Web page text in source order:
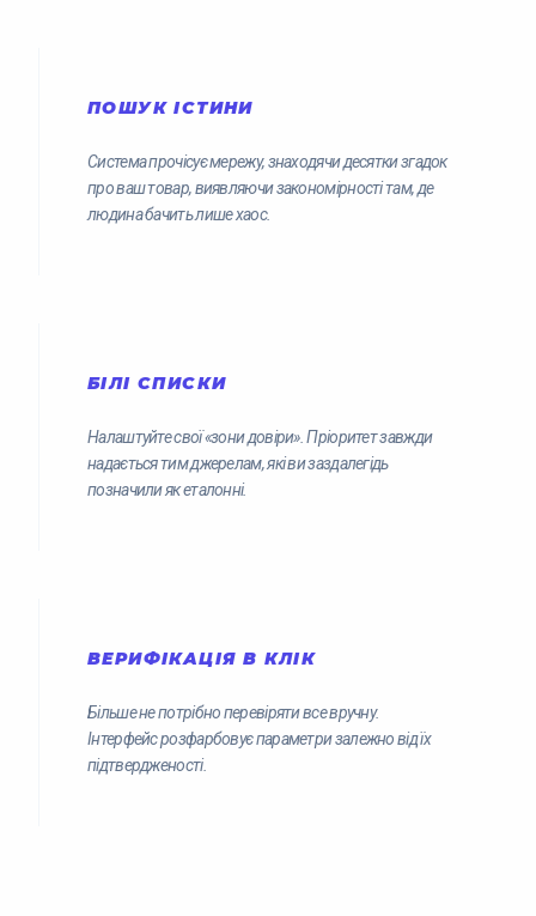
ПОШУК ІСТИНИ
Система прочісує мережу, знаходячи десятки згадок
про ваш товар, виявляючи закономірності там, де
людина бачить лише хаос.
БІЛІ СПИСКИ
Налаштуйте свої «зони довіри». Пріоритет завжди
надається тим джерелам, які ви заздалегідь
позначили як еталонні.
ВЕРИФІКАЦІЯ В КЛІК
Більше не потрібно перевіряти все вручну.
Інтерфейс розфарбовує параметри залежно від їх
підтвердженості.